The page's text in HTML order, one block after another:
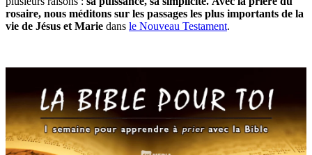
rosaire, nous méditons sur les passages les plus importants de la
vie de Jésus et Marie dans le Nouveau Testament.